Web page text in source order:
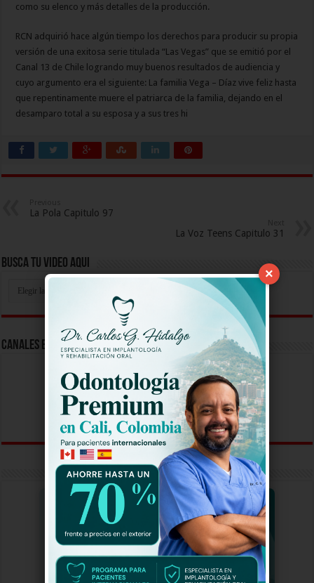
como su elenco y más detalles de la producción.
RCN adquirió hace algún tiempo los derechos para producir su propia
versión de una exitosa serie titulada “Las Vegas” que se emitió por el
Canal 13 de Chile logrando muy buenos resultados de audiencia y
cuyo argumento era el siguiente: La familia Vega – Díaz vive feliz hasta
que repentinamente muere el patriarca de la familia, dejando en el
desamparo total a su esposa y a sus tres hi
La Pola Capitulo 97
La Voz Teens Capitulo 31
Busca Tu Video Aqui
Aqui
Canales En Vivo
×